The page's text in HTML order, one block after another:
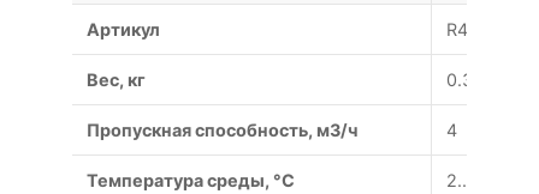
Артикул R413D
Вес, кг 0.38
Пропускная способность, м3/ч 4
Температура среды, °С 2...130